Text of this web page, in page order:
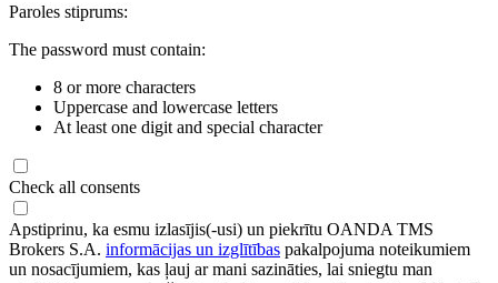
Paroles stiprums:
The password must contain:
8 or more characters
Uppercase and lowercase letters
At least one digit and special character
Check all consents
Apstiprinu, ka esmu izlasījis(-usi) un piekrītu OANDA TMS
Brokers S.A. informācijas un izglītības pakalpojuma noteikumiem
un nosacījumiem, kas ļauj ar mani sazināties, lai sniegtu man